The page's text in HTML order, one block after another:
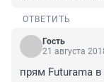
ОТВЕТИТЬ
Гость
21 августа
прям Futurama